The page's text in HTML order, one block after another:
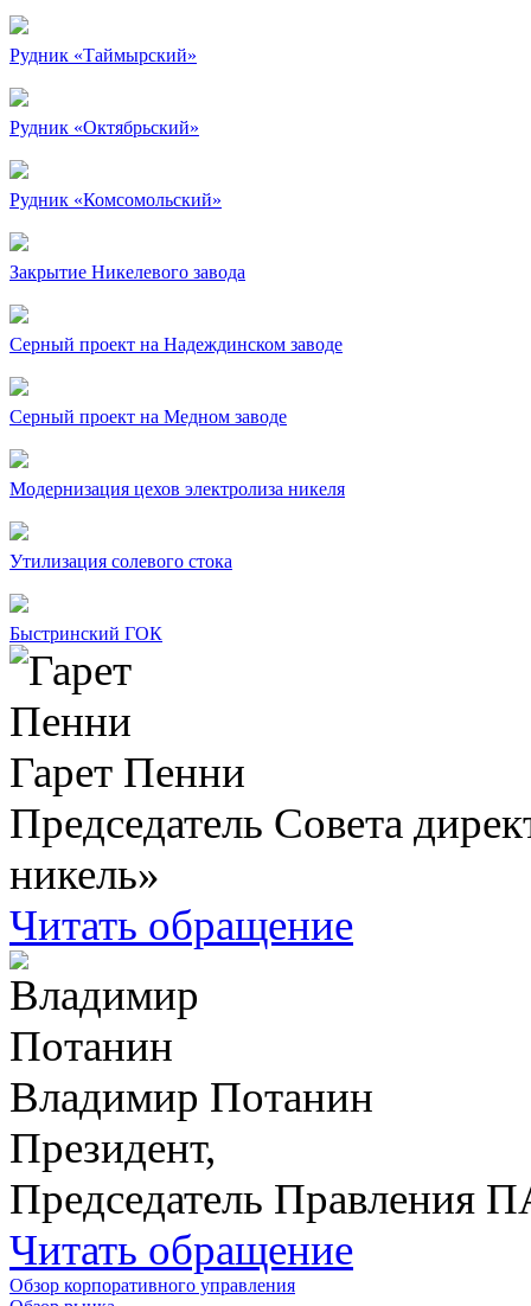
Рудник «Таймырский»
Рудник «Октябрьский»
Рудник «Комсомольский»
Закрытие Никелевого завода
Серный проект на Надеждинском заводе
Серный проект на Медном заводе
Модернизация цехов электролиза никеля
Утилизация солевого стока
Быстринский ГОК
Гарет Пенни
Председатель Совета
никель»
Читать обращение
Владимир Потанин
Президент,
Председатель Правления
Читать обращение
Обзор корпоративного управления